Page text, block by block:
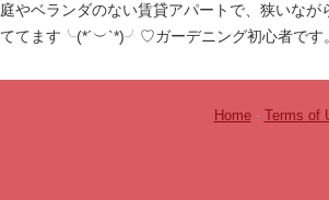
庭やベランダのない賃貸アパートで、狭いな
ててます╰(*´︶`*)╯♡ガーデニング初心者です
Home- Terms of